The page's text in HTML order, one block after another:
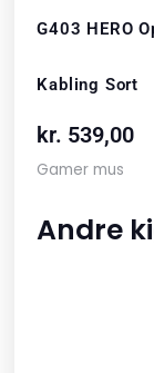
G403 HERO
Kabling Sort
kr. 539,00
Gamer mus
Andre